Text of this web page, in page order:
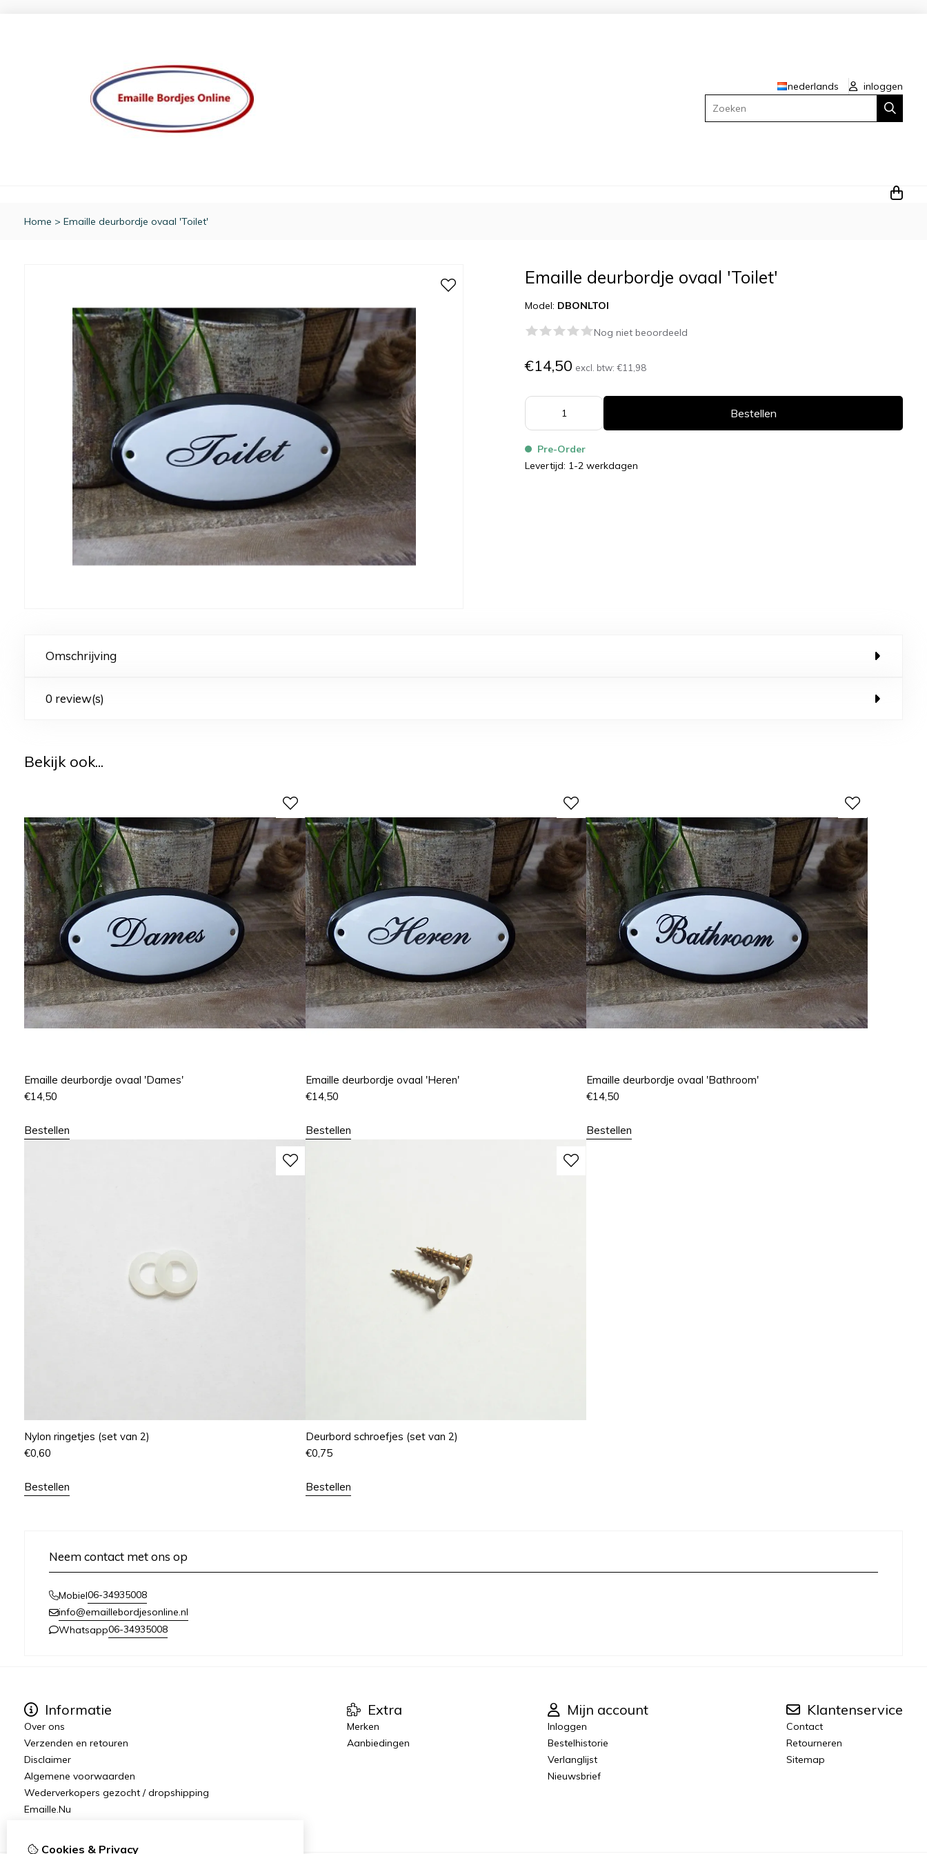
nederlands
inloggen
Home > Emaille deurbordje ovaal 'Toilet'
Emaille deurbordje ovaal 'Toilet'
Model: DBONLTOI
Nog niet beoordeeld
€14,50 excl. btw:€11,98
Bestellen
Pre-Order
Levertijd: 1-2 werkdagen
Omschrijving
0 review(s)
Bekijk ook...
Emaille deurbordje ovaal 'Dames'
€14,50
Bestellen
Emaille deurbordje ovaal 'Heren'
€14,50
Bestellen
Emaille deurbordje ovaal 'Bathroom'
€14,50
Bestellen
Nylon ringetjes (set van 2)
€0,60
Bestellen
Deurbord schroefjes (set van 2)
€0,75
Bestellen
Neem contact met ons op
Mobiel06-34935008
info@emaillebordjesonline.nl
Whatsapp06-34935008
Informatie
Over ons
Verzenden en retouren
Disclaimer
Algemene voorwaarden
Wederverkopers gezocht / dropshipping
Emaille.Nu
Extra
Merken
Aanbiedingen
Mijn account
Inloggen
Bestelhistorie
Verlanglijst
Nieuwsbrief
Klantenservice
Contact
Retourneren
Sitemap
Cookies & Privacy